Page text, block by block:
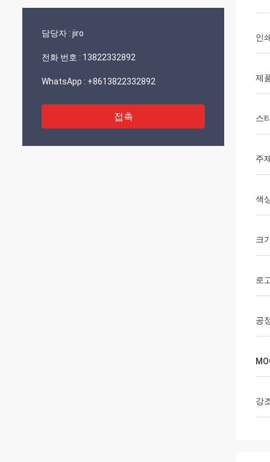
담당자 : jiro
전화 번호 : 13822332892
WhatsApp : +8613822332892
접촉
인
제
스
주
색
크
로
공
강